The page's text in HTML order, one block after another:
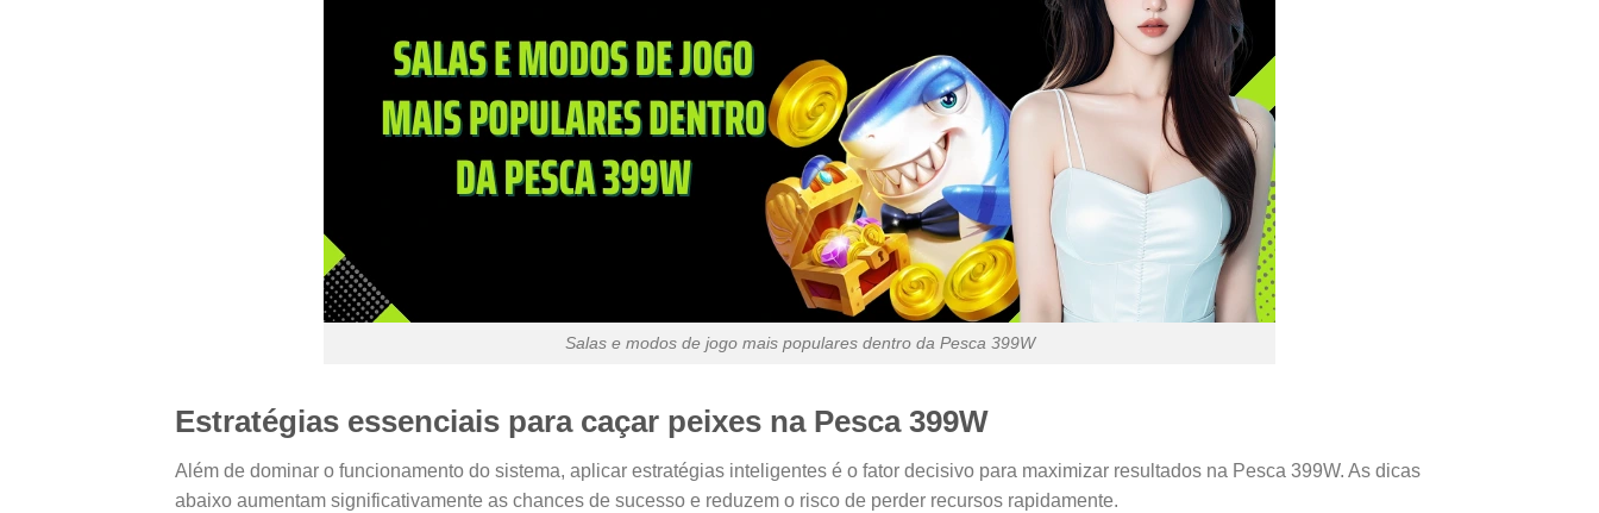
Salas e modos de jogo mais populares dentro da Pesca 399W
Estratégias essenciais para caçar peixes na Pesca 399W
Além de dominar o funcionamento do sistema, aplicar estratégias inteligentes é o fator decisivo para maximizar resultados na Pesca 399W. As dicas
abaixo aumentam significativamente as chances de sucesso e reduzem o risco de perder recursos rapidamente.